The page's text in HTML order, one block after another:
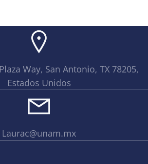
Way, San Antonio, TX 78205,
Estados Unidos
Laurac@unam.mx